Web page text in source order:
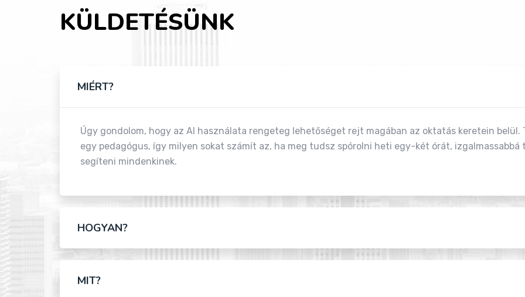
KÜLDETÉSÜNK
MIÉRT?
Úgy gondolom, hogy az AI használata rengeteg lehetőséget rejt magában az oktatás keretein
egy pedagógus, így milyen sokat számít az, ha meg tudsz spórolni heti egy-két órát,
segíteni mindenkinek.
HOGYAN?
MIT?